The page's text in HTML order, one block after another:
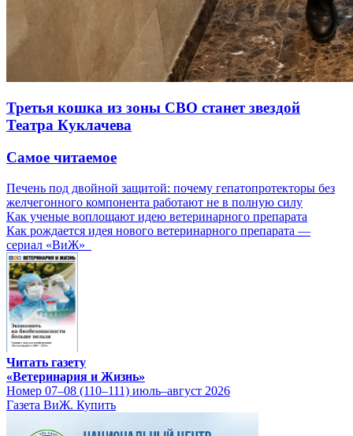
Третья кошка из зоны СВО станет звездой
Театра Куклачева
Самое читаемое
Печень под двойной защитой: почему гепатопротекторы без
желчегонного компонента работают не в полную силу
Как ученые воплощают идею ветеринарного препарата
Как рождается идея нового ветеринарного препарата —
сериал «ВиЖ»
Читать газету
«Ветеринария и Жизнь»
Номер 07–08 (110–111) июль–август 2026
Газета ВиЖ. Купить